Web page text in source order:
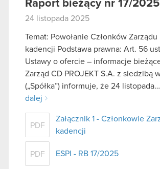
Raport bieżący nr 17/2025
24 listopada 2025
Temat: Powołanie Członków
kadencji Podstawa prawna: Art. 56
Ustawy o ofercie – informacje
Zarząd CD PROJEKT S.A. z siedzibą
(„Spółka”) informuje, że 24 listopada…
dalej
PDF
Załącznik 1 - Członkowie
kadencji
PDF ESPI - RB 17/2025